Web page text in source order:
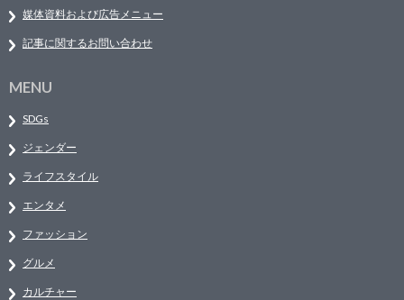
媒体資料および広告メニュー
記事に関するお問い合わせ
MENU
SDGs
ジェンダー
ライフスタイル
エンタメ
ファッション
グルメ
カルチャー